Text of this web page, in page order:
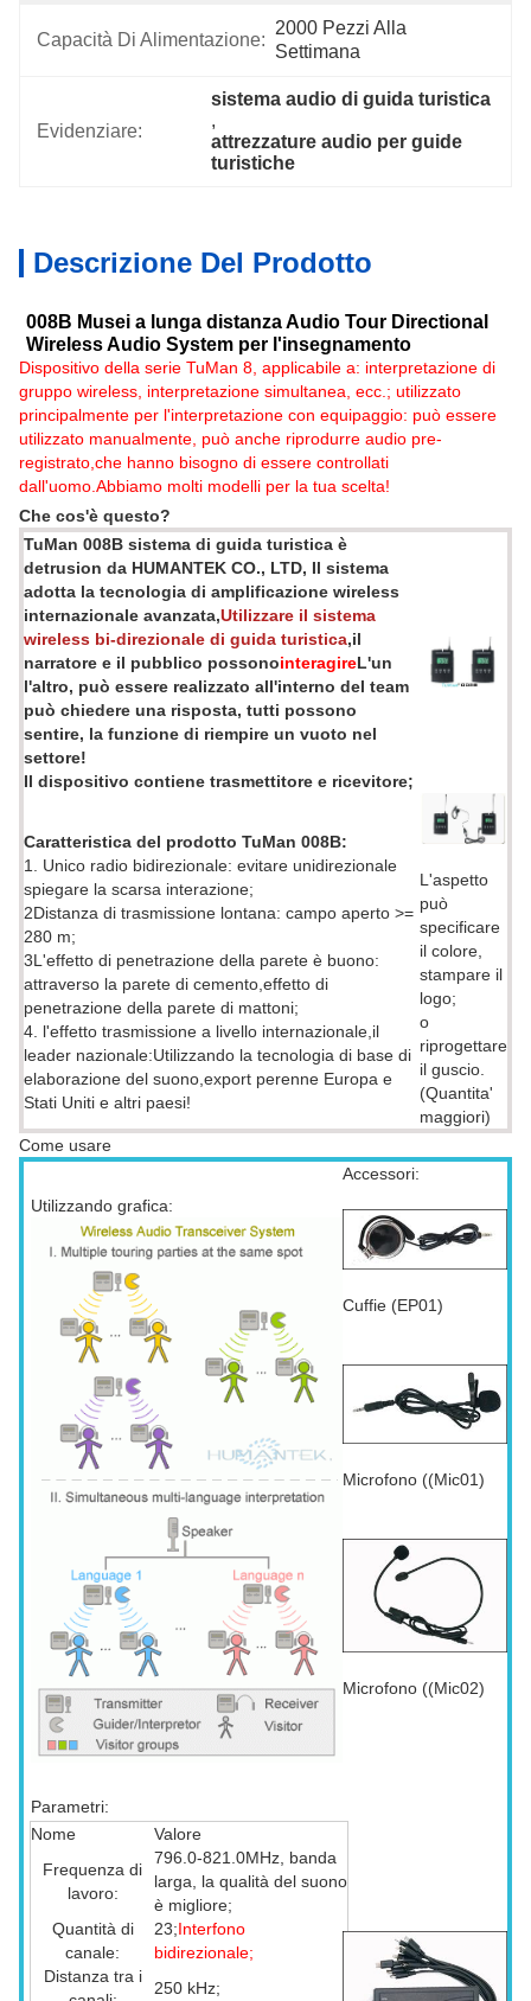
Capacità Di Alimentazione:
2000 Pezzi Alla
Settimana
Evidenziare:
sistema audio di guida turistica
,
attrezzature audio per guide
turistiche
Descrizione Del Prodotto
008B Musei a lunga distanza Audio Tour Directional
Wireless Audio System per l'insegnamento
Dispositivo della serie TuMan 8, applicabile a: interpretazione di
gruppo wireless, interpretazione simultanea, ecc.; utilizzato
principalmente per l'interpretazione con equipaggio: può essere
utilizzato manualmente, può anche riprodurre audio pre-
registrato,che hanno bisogno di essere controllati
dall'uomo.Abbiamo molti modelli per la tua scelta!
Che cos'è questo?
TuMan 008B sistema di guida turistica è
detrusion da HUMANTEK CO., LTD, Il sistema
adotta la tecnologia di amplificazione wireless
internazionale avanzata,Utilizzare il sistema
wireless bi-direzionale di guida turistica,il
narratore e il pubblico possonointeragireL'un
l'altro, può essere realizzato all'interno del team
può chiedere una risposta, tutti possono
sentire, la funzione di riempire un vuoto nel
settore!
Il dispositivo contiene trasmettitore e ricevitore;
Caratteristica del prodotto TuMan 008B:
1. Unico radio bidirezionale: evitare unidirezionale
spiegare la scarsa interazione;
2Distanza di trasmissione lontana: campo aperto >=
280 m;
3L'effetto di penetrazione della parete è buono:
attraverso la parete di cemento,effetto di
penetrazione della parete di mattoni;
4. l'effetto trasmissione a livello internazionale,il
leader nazionale:Utilizzando la tecnologia di base di
elaborazione del suono,export perenne Europa e
Stati Uniti e altri paesi!
L'aspetto
può
specificare
il colore,
stampare il
logo;
o
riprogettare
il guscio.
(Quantita'
maggiori)
Come usare
Utilizzando grafica:
Accessori:
Cuffie (EP01)
Microfono ((Mic01)
Microfono ((Mic02)
Parametri:
Nome
Valore
Frequenza di
lavoro:
796.0-821.0MHz, banda
larga, la qualità del suono
è migliore;
Quantità di
canale:
23;Interfono
bidirezionale;
Distanza tra i
250 kHz;